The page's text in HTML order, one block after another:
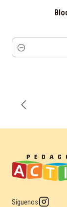
Cantidad
Síguenos